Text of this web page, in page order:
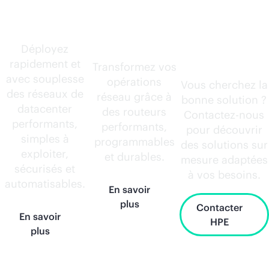
Déployez
rapidement et
avec souplesse
des réseaux de
datacenter
performants,
simples à
exploiter,
sécurisés et
automatisables.
En savoir
plus
Transformez vos
opérations
réseau grâce à
des routeurs
performants,
programmables
et durables.
En savoir
plus
Vous cherchez la
bonne solution ?
Contactez-nous
pour découvrir
des solutions sur
mesure adaptées
à vos besoins.
Contacter
HPE